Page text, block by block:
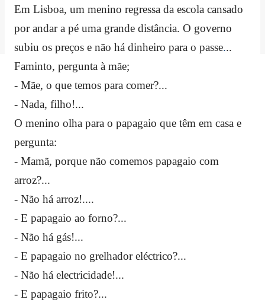
Em Lisboa, um menino regressa da escola cansado
por andar a pé uma grande distância. O governo
subiu os preços e não há dinheiro para o passe...
Faminto, pergunta à mãe;
- Mãe, o que temos para comer?...
- Nada, filho!...
O menino olha para o papagaio que têm em casa e
pergunta:
- Mamã, porque não comemos papagaio com
arroz?...
- Não há arroz!....
- E papagaio ao forno?...
- Não há gás!...
- E papagaio no grelhador eléctrico?...
- Não há electricidade!...
- E papagaio frito?...